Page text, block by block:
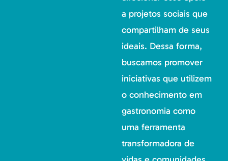
a projetos sociais que
compartilham de seus
ideais. Dessa forma,
buscamos promover
iniciativas que utilizem
o conhecimento em
gastronomia como
uma ferramenta
transformadora de